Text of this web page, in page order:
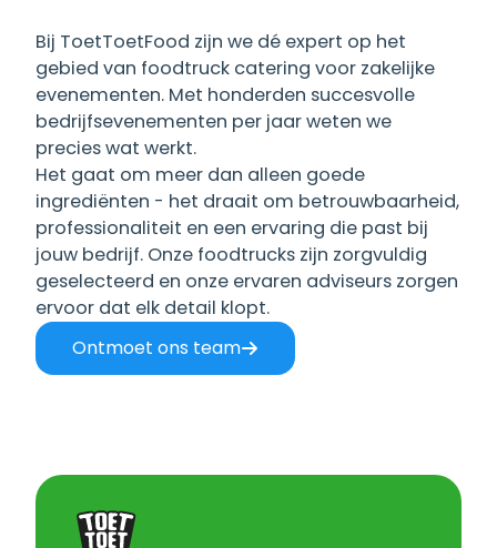
Bij ToetToetFood zijn we dé expert op het
gebied van foodtruck catering voor zakelijke
evenementen. Met honderden succesvolle
bedrijfsevenementen per jaar weten we
precies wat werkt.
Het gaat om meer dan alleen goede
ingrediënten - het draait om betrouwbaarheid,
professionaliteit en een ervaring die past bij
jouw bedrijf. Onze foodtrucks zijn zorgvuldig
geselecteerd en onze ervaren adviseurs zorgen
ervoor dat elk detail klopt.
Ontmoet ons team